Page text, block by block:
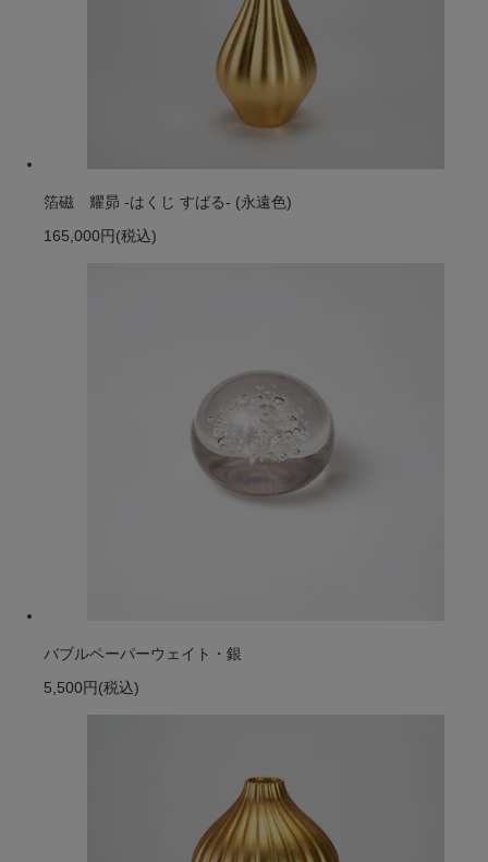
箔磁 耀昴 -はくじ すばる- (永遠色)
165,000円 (税込)
バブルペーパーウェイト・銀
5,500円 (税込)